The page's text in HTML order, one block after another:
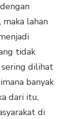
maka lahan
tidak
dilihat
banyak
dari itu,
di